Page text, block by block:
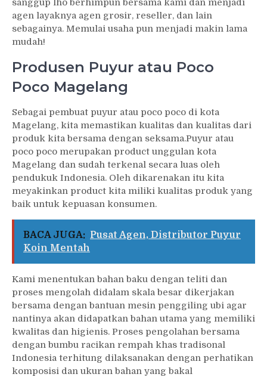
agen layaknya agen grosir, reseller, dan lain
sebagainya. Memulai usaha pun menjadi makin lama
mudah!
Produsen Puyur atau Poco
Poco Magelang
Sebagai pembuat puyur atau poco poco di kota
Magelang, kita memastikan kualitas dan kualitas dari
produk kita bersama dengan seksama.Puyur atau
poco poco merupakan product unggulan kota
Magelang dan sudah terkenal secara luas oleh
pendukuk Indonesia. Oleh dikarenakan itu kita
meyakinkan product kita miliki kualitas produk yang
baik untuk kepuasan konsumen.
BACA JUGA: Pusat Agen, Distributor Puyur
Koin Mentah
Kami menentukan bahan baku dengan teliti dan
proses mengolah didalam skala besar dikerjakan
bersama dengan bantuan mesin penggiling ubi agar
nantinya akan didapatkan bahan utama yang memiliki
kwalitas dan higienis. Proses pengolahan bersama
dengan bumbu racikan rempah khas tradisonal
Indonesia terhitung dilaksanakan dengan perhatikan
komposisi dan ukuran bahan yang bakal